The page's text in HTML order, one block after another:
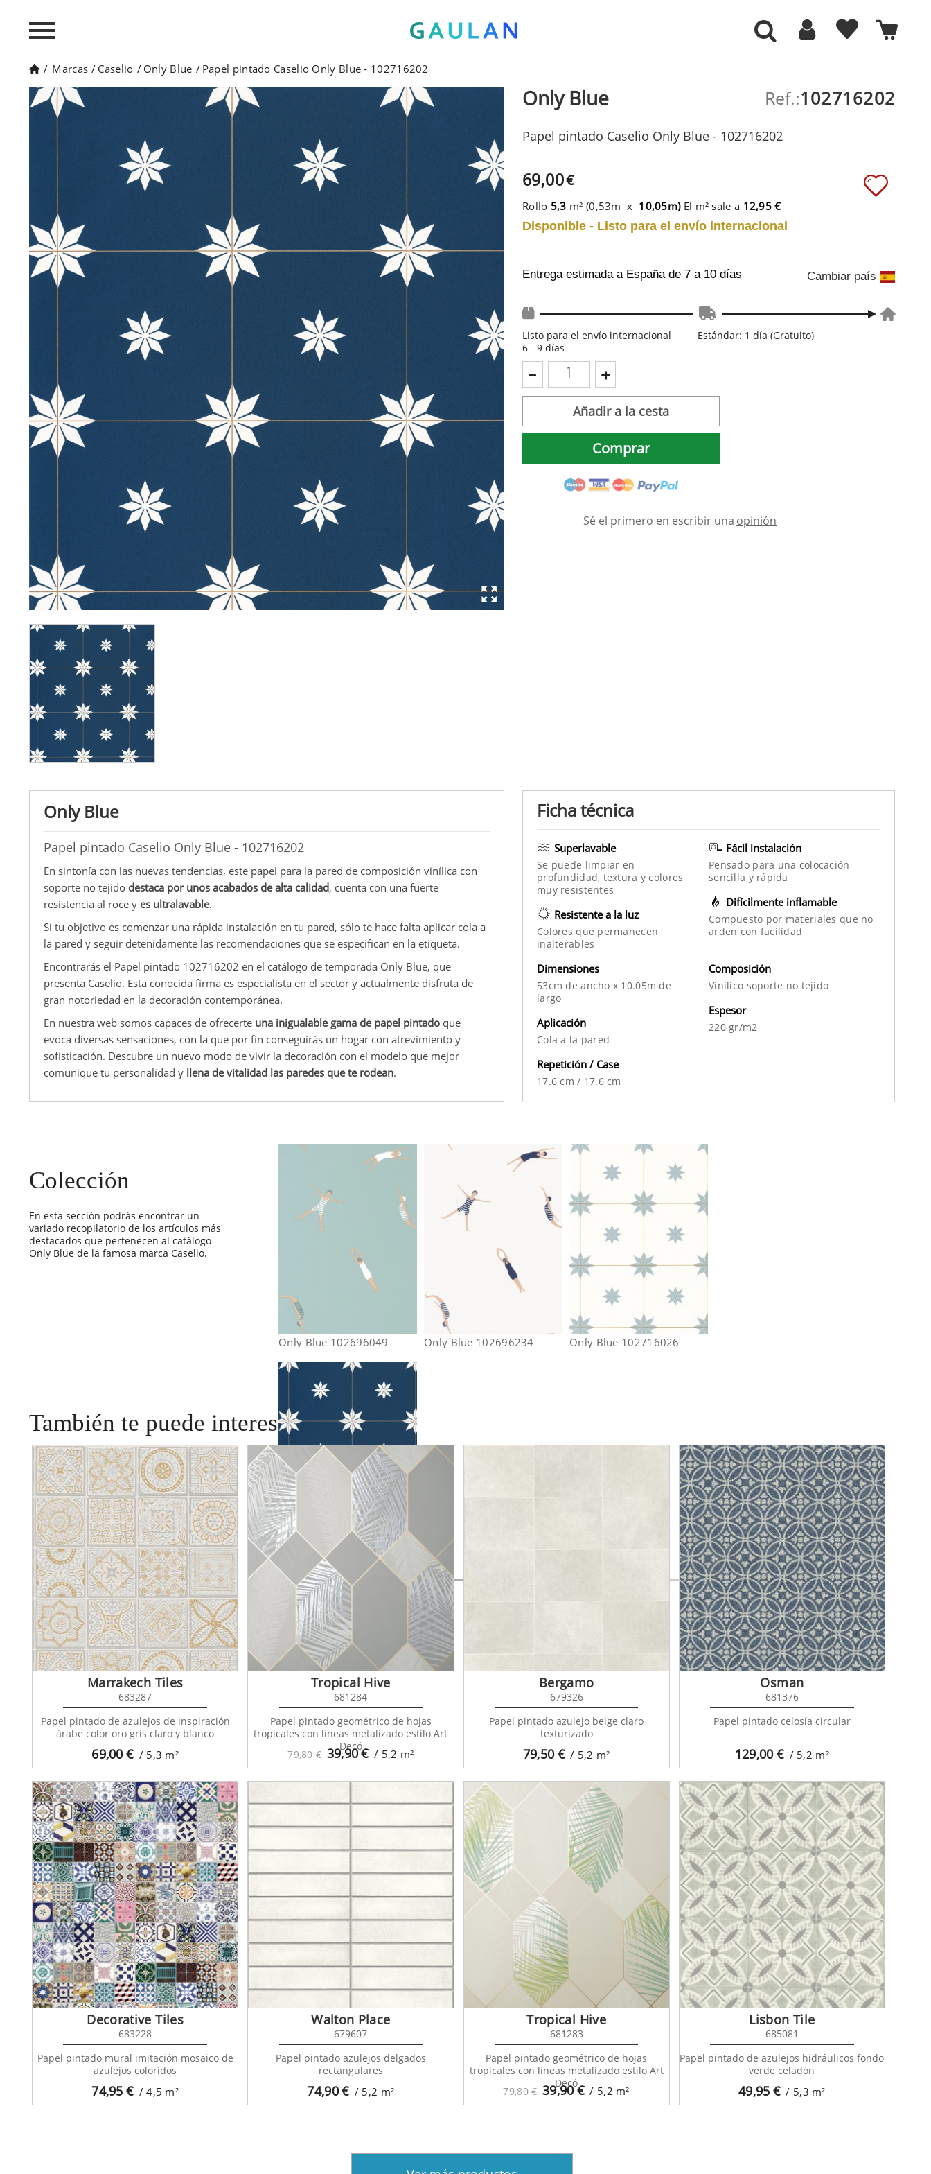
/ Marcas / Caselio / Only Blue / Papel pintado Caselio Only Blue - 102716202
Only Blue
Papel pintado Caselio Only Blue - 102716202
En sintonía con las nuevas tendencias, este papel para la pared de composición vinílica con
soporte no tejido destaca por unos acabados de alta calidad, cuenta con una fuerte
resistencia al roce y es ultralavable.
Si tu objetivo es comenzar una rápida instalación en tu pared, sólo te hace falta aplicar cola a
la pared y seguir detenidamente las recomendaciones que se especifican en la etiqueta.
Encontrarás el Papel pintado 102716202 en el catálogo de temporada Only Blue, que
presenta Caselio. Esta conocida firma es especialista en el sector y actualmente disfruta de
gran notoriedad en la decoración contemporánea.
En nuestra web somos capaces de ofrecerte una inigualable gama de papel pintado que
evoca diversas sensaciones, con la que por fin conseguirás un hogar con atrevimiento y
sofisticación. Descubre un nuevo modo de vivir la decoración con el modelo que mejor
comunique tu personalidad y llena de vitalidad las paredes que te rodean.
Only Blue 102716202
Ref.:
Papel pintado Caselio Only Blue - 102716202
69,00€
Rollo 5,3 m² (0,53m x 10,05m) El m² sale a 12,95 €
Disponible - Listo para el envío internacional
Entrega estimada a España de 7 a 10 días Cambiar país
Listo para el envío internacional
6 - 9 días
Estándar: 1 día (Gratuito)
Añadir a la cesta
Comprar
Sé el primero en escribir una opinión
Ficha técnica
Superlavable
Se puede limpiar en
profundidad, textura y colores
muy resistentes
Resistente a la luz
Colores que permanecen
inalterables
Fácil instalación
Pensado para una colocación
sencilla y rápida
Difícilmente inflamable
Compuesto por materiales que no
arden con facilidad
Dimensiones
53cm de ancho x 10.05m de
largo
Aplicación
Cola a la pared
Repetición / Case
17.6 cm/ 17.6 cm
Composición
Vinílico soporte no tejido
Espesor
220 gr/m2
Colección
En esta sección podrás encontrar un
variado recopilatorio de los artículos más
destacados que pertenecen al catálogo
Only Blue de la famosa marca Caselio.
Only Blue 102696049 Only Blue 102696234 Only Blue 102716026
Only Blue 102716202
También te puede interesar
69,00€ / 5,3 m²
Marrakech Tiles
683287
Papel pintado de azulejos de inspiración
árabe color oro gris claro y blanco
79,80 € 39,90€ / 5,2 m²
Tropical Hive
681284
Papel pintado geométrico de hojas
tropicales con líneas metalizado estilo Art
Decó
79,50€ / 5,2 m²
Bergamo
679326
Papel pintado azulejo beige claro
texturizado
129,00€ / 5,2 m²
Osman
681376
Papel pintado celosía circular
74,95 € / 4,5 m²
Decorative Tiles
683228
Papel pintado mural imitación mosaico de
azulejos coloridos
74,90€ / 5,2 m²
Walton Place
679607
Papel pintado azulejos delgados
rectangulares
79,80 € 39,90€ / 5,2 m²
Tropical Hive
681283
Papel pintado geométrico de hojas
tropicales con líneas metalizado estilo Art
Decó
49,95 € / 5,3 m²
Lisbon Tile
685081
Papel pintado de azulejos hidráulicos fondo
verde celadón